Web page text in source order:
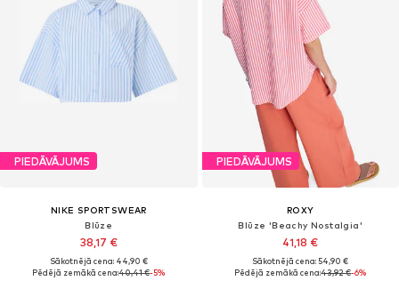
PIEDĀVĀJUMS
NIKE SPORTSWEAR
Blūze
38,17 €
Sākotnējā cena: 44,90 €
Pēdējā zemākā cena:40,41 €-5%
PIEDĀVĀJUMS
ROXY
Blūze 'Beachy Nostalgia'
41,18 €
Sākotnējā cena: 54,90 €
Pēdējā zemākā cena:43,92 €-6%